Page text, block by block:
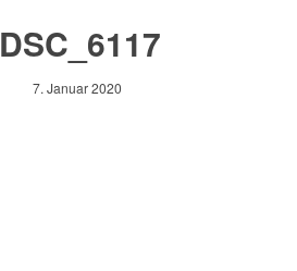
DSC_6117
7. Januar 2020